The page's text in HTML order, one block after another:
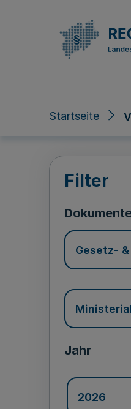
Startseite
Filter
Gesetz-
Jahr
2026